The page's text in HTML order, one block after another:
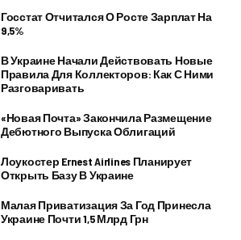
Госстат Отчитался О Росте Зарплат На
9,5%
В Украине Начали Действовать Новые
Правила Для Коллекторов: Как С Ними
Разговаривать
«Новая Почта» Закончила Размещение
Дебютного Выпуска Облигаций
Лоукостер Ernest Airlines Планирует
Открыть Базу В Украине
Малая Приватизация За Год Принесла
Украине Почти 1,5 Млрд Грн